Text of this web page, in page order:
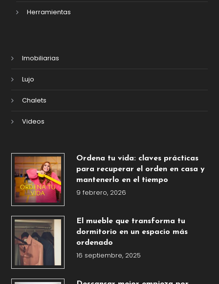
Herramientas
Imobiliarias
Lujo
Chalets
Videos
Ordena tu vida: claves prácticas
para recuperar el orden en casa y
mantenerlo en el tiempo
9 febrero, 2026
El mueble que transforma tu
dormitorio en un espacio más
ordenado
16 septiembre, 2025